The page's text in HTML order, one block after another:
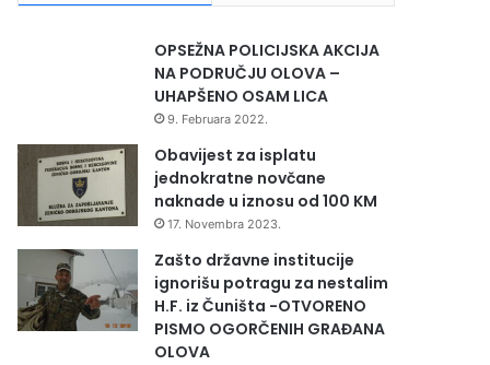
OPSEŽNA POLICIJSKA AKCIJA
NA PODRUČJU OLOVA –
UHAPŠENO OSAM LICA
9. Februara 2022.
Obavijest za isplatu
jednokratne novčane
naknade u iznosu od 100 KM
17. Novembra 2023.
Zašto državne institucije
ignorišu potragu za nestalim
H.F. iz Čuništa -OTVORENO
PISMO OGORČENIH GRAĐANA
OLOVA